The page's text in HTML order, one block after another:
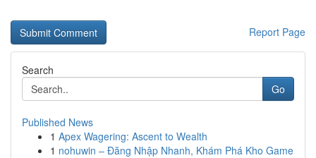
Report Page
Search
Go
Published News
1 Apex Wagering: Ascent to Wealth
1 nohuwin – Đăng Nhập Nhanh, Khám Phá Kho Game